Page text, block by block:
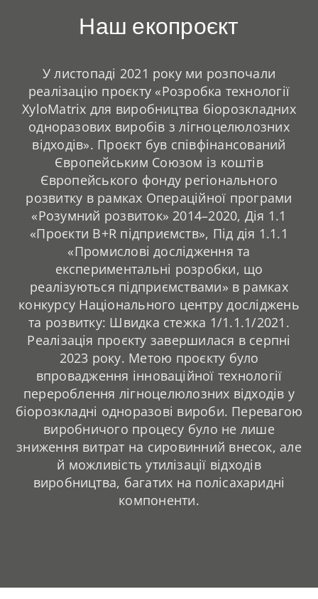
Наш екопроєкт
У листопаді 2021 року ми розпочали
реалізацію проєкту «Розробка технології
XyloMatrix для виробництва біорозкладних
одноразових виробів з лігноцелюлозних
відходів». Проєкт був співфінансований
Європейським Союзом із коштів
Європейського фонду регіонального
розвитку в рамках Операційної програми
«Розумний розвиток» 2014–2020, Дія 1.1
«Проєкти B+R підприємств», Під дія 1.1.1
«Промислові дослідження та
експериментальні розробки, що
реалізуються підприємствами» в рамках
конкурсу Національного центру досліджень
та розвитку: Швидка стежка 1/1.1.1/2021.
Реалізація проєкту завершилася в серпні
2023 року. Метою проєкту було
впровадження інноваційної технології
перероблення лігноцелюлозних відходів у
біорозкладні одноразові вироби. Перевагою
виробничого процесу було не лише
зниження витрат на сировинний внесок, але
й можливість утилізації відходів
виробництва, багатих на полісахаридні
компоненти.